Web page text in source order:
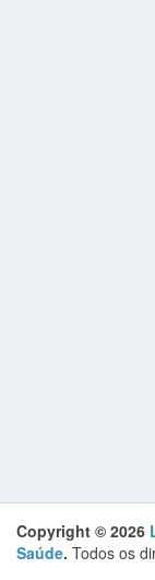
Copyright © 2026
Saúde. Todos os